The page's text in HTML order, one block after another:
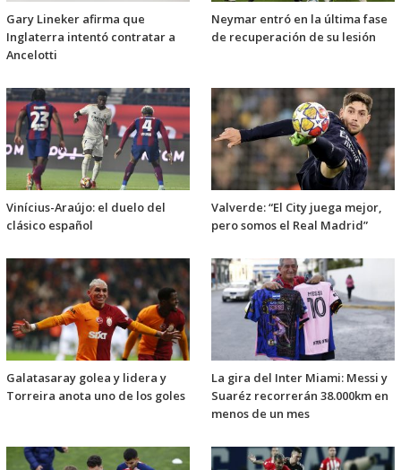
Gary Lineker afirma que
Inglaterra intentó contratar a
Ancelotti
Neymar entró en la última fase
de recuperación de su lesión
Vinícius-Araújo: el duelo del
clásico español
Valverde: “El City juega mejor,
pero somos el Real Madrid”
Galatasaray golea y lidera y
Torreira anota uno de los goles
La gira del Inter Miami: Messi y
Suaréz recorrerán 38.000km en
menos de un mes